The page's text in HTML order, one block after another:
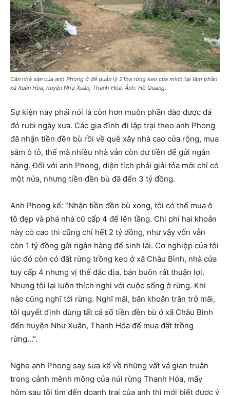
Căn nhà sàn của anh Phong ở để quản lý 21ha rừng keo của mình tại lâm phần
xã Xuân Hòa, huyện Như Xuân, Thanh Hóa. Ảnh: Hồ Quang.
Sự kiện này phải nói là còn hơn muôn phần đào được đá
đỏ rubi ngày xưa. Các gia đình đi lập trại theo anh Phong
đã nhận tiền đền bù rồi về quê xây nhà cao cửa rộng, mua
sắm ô tô, thế mà nhiều nhà vẫn còn dư tiền để gửi ngân
hàng. Đối với anh Phong, diện tích phải giải tỏa mới chỉ có
một nửa, nhưng tiền đền bù đã đến 3 tỷ đồng.
Anh Phong kể: “Nhận tiền đền bù xong, tôi có thể mua ô
tô đẹp và phá nhà cũ cấp 4 để lên tầng. Chi phí hai khoản
này có cao thì cũng chỉ hết 2 tỷ đồng, như vậy vốn vẫn
còn 1 tỷ đồng gửi ngân hàng để sinh lãi. Cơ nghiệp của tôi
lúc đó còn có đất rừng trồng keo ở xã Châu Bình, nhà cửa
tuy cấp 4 nhưng vị thế đắc địa, bán buôn rất thuận lợi.
Nhưng tôi lại luôn thích nghi với cuộc sống ở rừng. Khi
nào cũng nghĩ tới rừng. Nghĩ mãi, băn khoăn trăn trở mãi,
tôi quyết định dùng tất cả số tiền đền bù ở xã Châu Bình
đến huyện Như Xuân, Thanh Hóa để mua đất trồng
rừng…”.
Nghe anh Phong say sưa kể về những vất vả gian truân
trong cảnh mênh mông của núi rừng Thanh Hóa, mấy
hôm sau tôi tìm đến doanh trại của anh thì mới biết được ý